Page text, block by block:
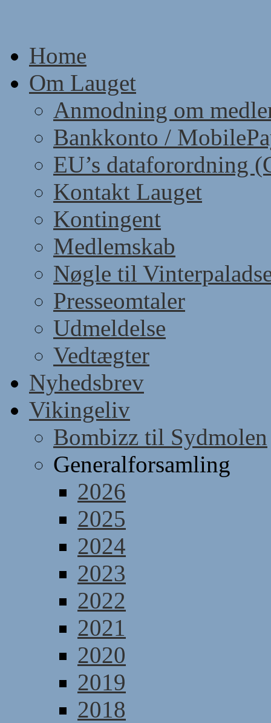
Home
Om Lauget
Anmodning om
Bankkonto /
EU’s dataforordning
Kontakt Lauget
Kontingent
Medlemskab
Nøgle til
Presseomtaler
Udmeldelse
Vedtægter
Nyhedsbrev
Vikingeliv
Bombizz til Sydmolen
Generalforsamling
2026
2025
2024
2023
2022
2021
2020
2019
2018